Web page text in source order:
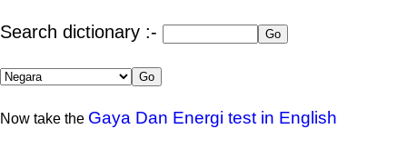
Search dictionary :-
Now take the Gaya Dan Energi test in English